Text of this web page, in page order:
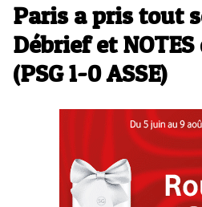
Paris a pris tout
Débrief et
(PSG 1-0 ASSE)